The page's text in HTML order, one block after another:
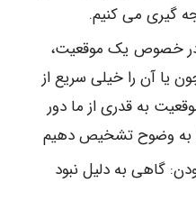
گیری می کنیم.
خصوص یک موقعیت،
یا آن را خیلی سریع از
به قدری از ما دور
به وضوح تشخیص دهیم
گاهی به دلیل نبود